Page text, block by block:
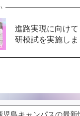
進路実現に向け
研模試を実施しま